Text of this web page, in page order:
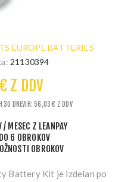
EUROPE BATTERIES
21130394
Z DDV
30 DNEVIH: 56,03 € Z DDV
/ MESEC Z LEANPAY
6 OBROKOV
OBROKOV
Battery Kit je izdelan po